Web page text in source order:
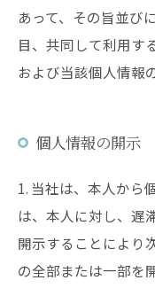
あって、その旨並び
目、共同して利用す
および当該個人情報
個人情報の開示
1. 当社は、本人から
は、本人に対し、遅
開示することにより
の全部または一部を